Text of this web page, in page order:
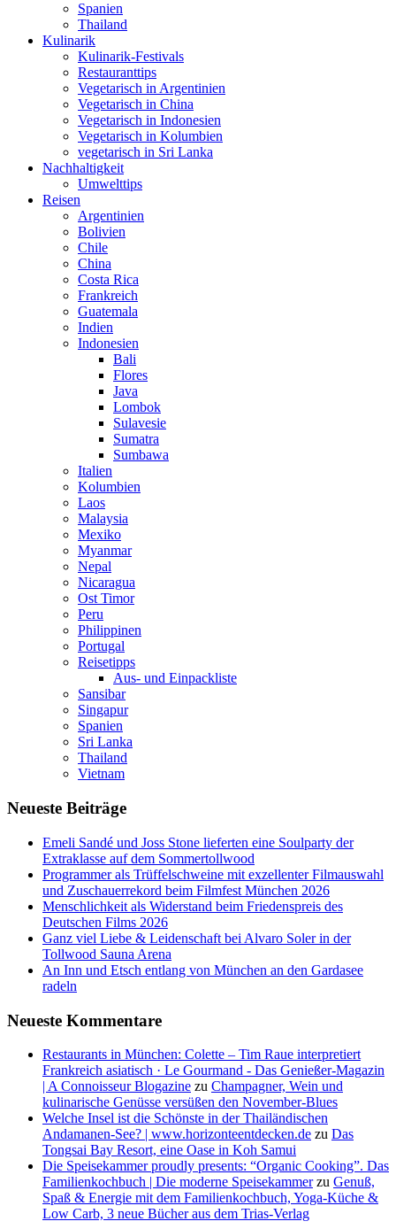
Spanien
Thailand
Kulinarik
Kulinarik-Festivals
Restauranttips
Vegetarisch in Argentinien
Vegetarisch in China
Vegetarisch in Indonesien
Vegetarisch in Kolumbien
vegetarisch in Sri Lanka
Nachhaltigkeit
Umwelttips
Reisen
Argentinien
Bolivien
Chile
China
Costa Rica
Frankreich
Guatemala
Indien
Indonesien
Bali
Flores
Java
Lombok
Sulavesie
Sumatra
Sumbawa
Italien
Kolumbien
Laos
Malaysia
Mexiko
Myanmar
Nepal
Nicaragua
Ost Timor
Peru
Philippinen
Portugal
Reisetipps
Aus- und Einpackliste
Sansibar
Singapur
Spanien
Sri Lanka
Thailand
Vietnam
Neueste Beiträge
Emeli Sandé und Joss Stone lieferten eine Soulparty der
Extraklasse auf dem Sommertollwood
Programmer als Trüffelschweine mit exzellenter Filmauswahl
und Zuschauerrekord beim Filmfest München 2026
Menschlichkeit als Widerstand beim Friedenspreis des
Deutschen Films 2026
Ganz viel Liebe & Leidenschaft bei Alvaro Soler in der
Tollwood Sauna Arena
An Inn und Etsch entlang von München an den Gardasee
radeln
Neueste Kommentare
Restaurants in München: Colette – Tim Raue interpretiert
Frankreich asiatisch · Le Gourmand - Das Genießer-Magazin
| A Connoisseur Blogazine zu Champagner, Wein und
kulinarische Genüsse versüßen den November-Blues
Welche Insel ist die Schönste in der Thailändischen
Andamanen-See? | www.horizonteentdecken.de zu Das
Tongsai Bay Resort, eine Oase in Koh Samui
Die Speisekammer proudly presents: “Organic Cooking”. Das
Familienkochbuch | Die moderne Speisekammerzu Genuß,
Spaß & Energie mit dem Familienkochbuch, Yoga-Küche &
Low Carb, 3 neue Bücher aus dem Trias-Verlag